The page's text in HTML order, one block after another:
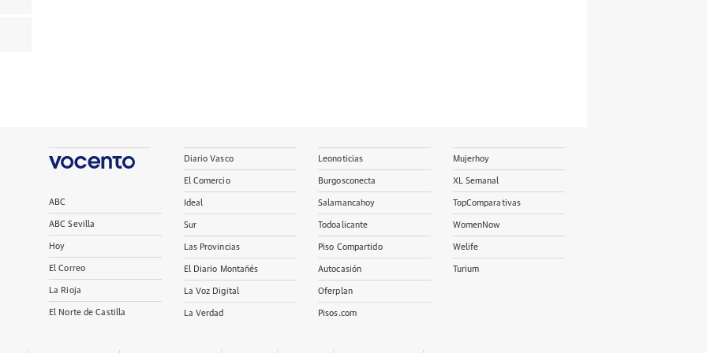
ABC
ABC Sevilla
Hoy
El Correo
La Rioja
El Norte de Castilla
Diario Vasco
El Comercio
Ideal
Sur
Las Provincias
El Diario Montañés
La Voz Digital
La Verdad
Leonoticias
Burgosconecta
Salamancahoy
Todoalicante
Piso Compartido
Autocasión
Oferplan
Pisos.com
Mujerhoy
XL Semanal
TopComparativas
WomenNow
Welife
Turium